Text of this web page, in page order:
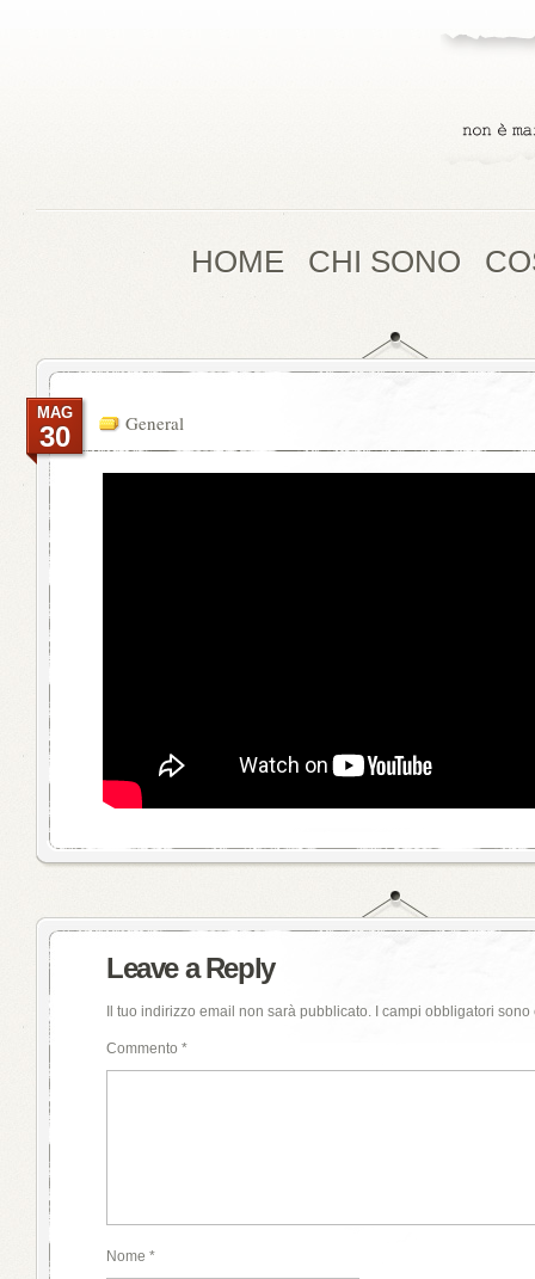
HOME CHI SONO
General
MAG
30
Leave a Reply
Il tuo indirizzo email non sarà pubblicato. I campi obbligatori
Commento *
Nome *